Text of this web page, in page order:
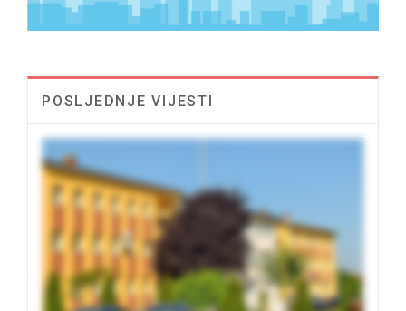
POSLJEDNJE VIJESTI